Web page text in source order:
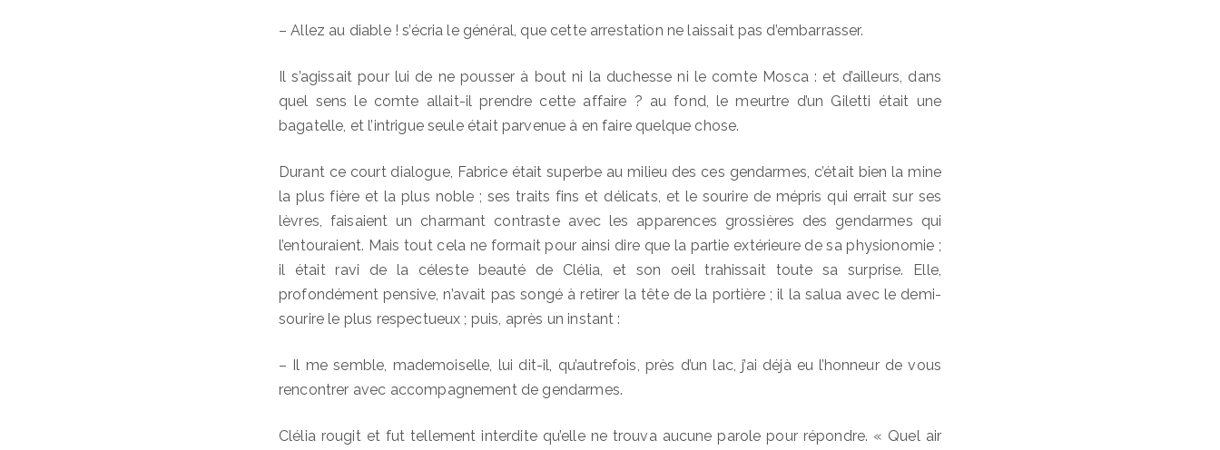
– Allez au diable ! s’écria le général, que cette arrestation ne laissait pas d’embarrasser.
Il s’agissait pour lui de ne pousser à bout ni la duchesse ni le comte Mosca : et d’ailleurs, dans
quel sens le comte allait-il prendre cette affaire ? au fond, le meurtre d’un Giletti était une
bagatelle, et l’intrigue seule était parvenue à en faire quelque chose.
Durant ce court dialogue, Fabrice était superbe au milieu des ces gendarmes, c’était bien la mine
la plus fière et la plus noble ; ses traits fins et délicats, et le sourire de mépris qui errait sur ses
lèvres, faisaient un charmant contraste avec les apparences grossières des gendarmes qui
l’entouraient. Mais tout cela ne formait pour ainsi dire que la partie extérieure de sa physionomie ;
il était ravi de la céleste beauté de Clélia, et son oeil trahissait toute sa surprise. Elle,
profondément pensive, n’avait pas songé à retirer la tête de la portière ; il la salua avec le demi-
sourire le plus respectueux ; puis, après un instant :
– Il me semble, mademoiselle, lui dit-il, qu’autrefois, près d’un lac, j’ai déjà eu l’honneur de vous
rencontrer avec accompagnement de gendarmes.
Clélia rougit et fut tellement interdite qu’elle ne trouva aucune parole pour répondre. « Quel air